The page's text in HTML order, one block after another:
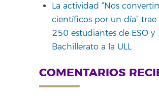
La actividad “Nos
científicos por un día” trae
250 estudiantes de ESO y
Bachillerato a la ULL
COMENTARIOS